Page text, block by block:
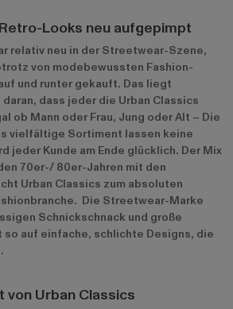
Looks neu aufgepimpt
relativ neu in der Streetwear-Szene,
von modebewussten Fashion-
und runter gekauft. Das liegt
dass jeder die Urban Classics
ob Mann oder Frau, Jung oder Alt – Die
vielfältige Sortiment lassen keine
jeder Kunde am Ende glücklich. Der Mix
70er-/ 80er-Jahren mit den
Urban Classics zum absoluten
Die Streetwear-Marke
Schnickschnack und große
auf einfache, schlichte Designs, die
von Urban Classics